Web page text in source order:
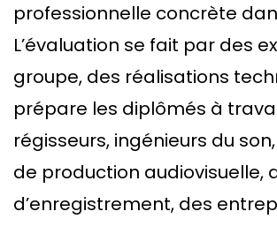
professionnelle concrète
L’évaluation se fait par des
groupe, des réalisations
prépare les diplômés à
régisseurs, ingénieurs du
de production audiovisuelle,
d’enregistrement, des